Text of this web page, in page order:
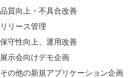
品質向上・不具合改善
リリース管理
保守性向上、運用改善
展示会向けデモ企画
その他の新規アプリケーション企画